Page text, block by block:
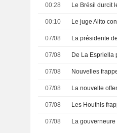
00:28 Le Brésil durcit
00:10 Le juge Alito
07/08
07/08 De La Espriella
07/08
07/08
07/08
07/08